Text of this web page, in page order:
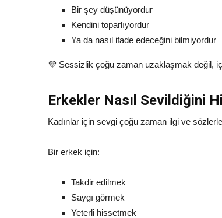
Bir şey düşünüyordur
Kendini toparlıyordur
Ya da nasıl ifade edeceğini bilmiyordur
💜 Sessizlik çoğu zaman uzaklaşmak değil,
Erkekler Nasıl Sevildiğini
Kadınlar için sevgi çoğu zaman ilgi ve
Bir erkek için:
Takdir edilmek
Saygı görmek
Yeterli hissetmek